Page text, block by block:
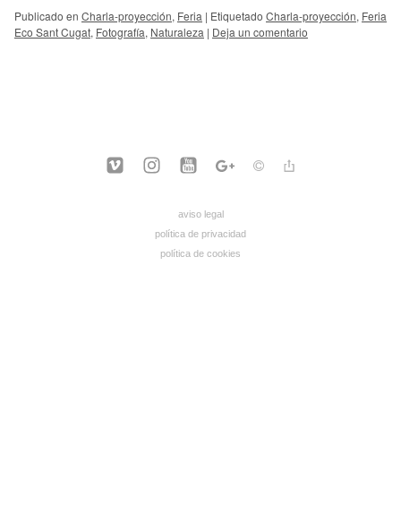
Publicado en Charla-proyección, Feria | Etiquetado Charla-proyección, Feria
Eco Sant Cugat, Fotografía, Naturaleza | Deja un comentario
aviso legal
política de privacidad
política de cookies